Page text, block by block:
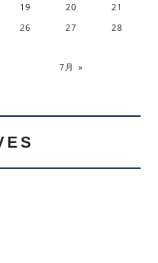
7月 »
19 20
21
26 27
28